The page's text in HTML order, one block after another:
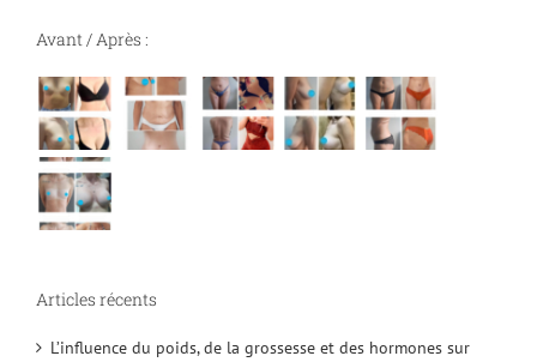
Avant / Après :
Articles récents
L’influence du poids, de la grossesse et des hormones sur